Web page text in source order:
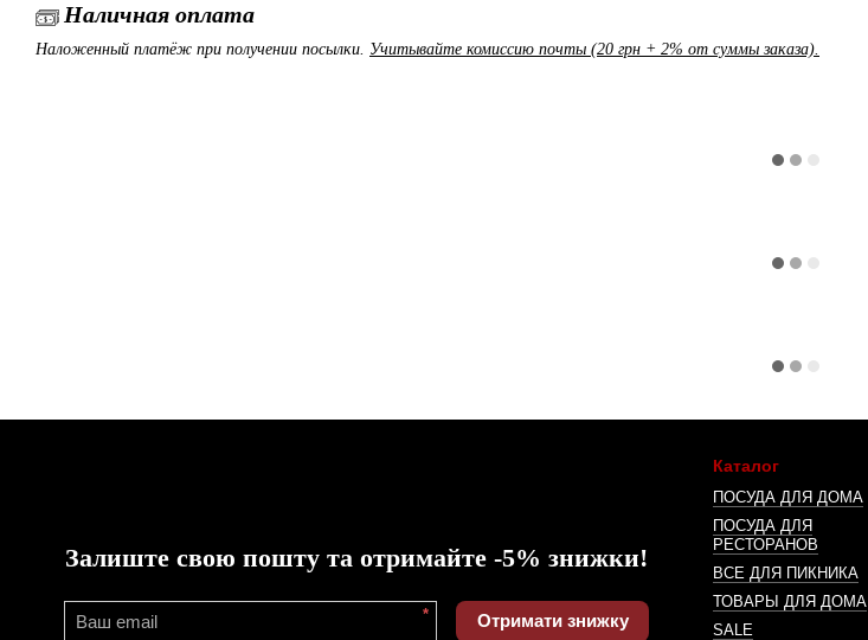
Наличная оплата
Наложенный платёж при получении посылки. Учитывайте комиссию почты (20 грн + 2% от суммы заказа).
Залиште свою пошту та отримайте -5% знижки!
* Отримати знижку
Каталог
ПОСУДА ДЛЯ ДОМА
ПОСУДА ДЛЯ
РЕСТОРАНОВ
ВСЕ ДЛЯ ПИКНИКА
ТОВАРЫ ДЛЯ ДОМА
SALE